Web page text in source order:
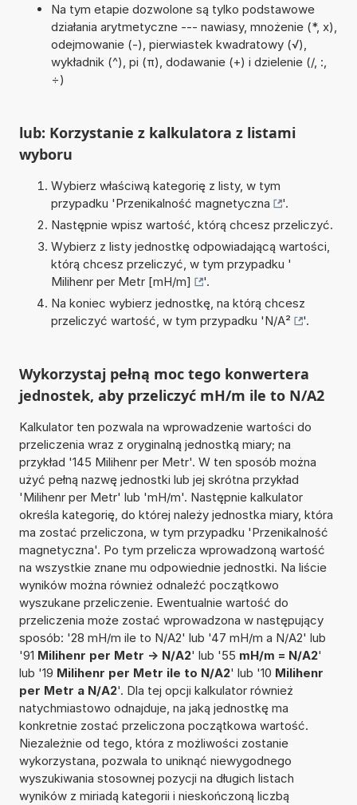
Na tym etapie dozwolone są tylko podstawowe
działania arytmetyczne --- nawiasy, mnożenie (*, x),
odejmowanie (-), pierwiastek kwadratowy (√),
wykładnik (^), pi (π), dodawanie (+) i dzielenie (/, :,
÷)
lub: Korzystanie z kalkulatora z listami
wyboru
Wybierz właściwą kategorię z listy, w tym
przypadku 'Przenikalność magnetyczna
'.
Następnie wpisz wartość, którą chcesz przeliczyć.
Wybierz z listy jednostkę odpowiadającą wartości,
którą chcesz przeliczyć, w tym przypadku '
Milihenr per Metr [mH/m]
'.
Na koniec wybierz jednostkę, na którą chcesz
przeliczyć wartość, w tym przypadku 'N/A² '.
Wykorzystaj pełną moc tego konwertera
jednostek, aby przeliczyć mH/m ile to N/A2
Kalkulator ten pozwala na wprowadzenie wartości do
przeliczenia wraz z oryginalną jednostką miary; na
przykład '145 Milihenr per Metr'. W ten sposób można
użyć pełną nazwę jednostki lub jej skrótna przykład
'Milihenr per Metr' lub 'mH/m'. Następnie kalkulator
określa kategorię, do której należy jednostka miary, która
ma zostać przeliczona, w tym przypadku 'Przenikalność
magnetyczna'. Po tym przelicza wprowadzoną wartość
na wszystkie znane mu odpowiednie jednostki. Na liście
wyników można również odnaleźć początkowo
wyszukane przeliczenie. Ewentualnie wartość do
przeliczenia może zostać wprowadzona w następujący
sposób: '28 mH/m ile to N/A2' lub '47 mH/m a N/A2' lub
'91 Milihenr per Metr -> N/A2' lub '55 mH/m = N/A2'
lub '19 Milihenr per Metr ile to N/A2' lub '10 Milihenr
per Metr a N/A2'. Dla tej opcji kalkulator również
natychmiastowo odnajduje, na jaką jednostkę ma
konkretnie zostać przeliczona początkowa wartość.
Niezależnie od tego, która z możliwości zostanie
wykorzystana, pozwala to uniknąć niewygodnego
wyszukiwania stosownej pozycji na długich listach
wyników z miriadą kategorii i nieskończoną liczbą